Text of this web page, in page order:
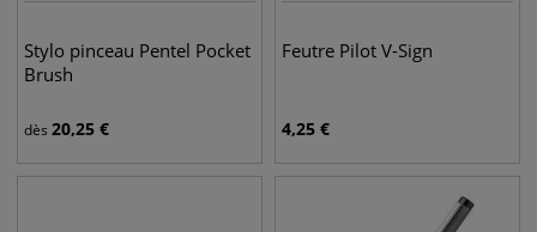
Stylo pinceau Pentel Pocket
Brush
dès 20,25 €
Feutre Pilot V-Sign
4,25 €